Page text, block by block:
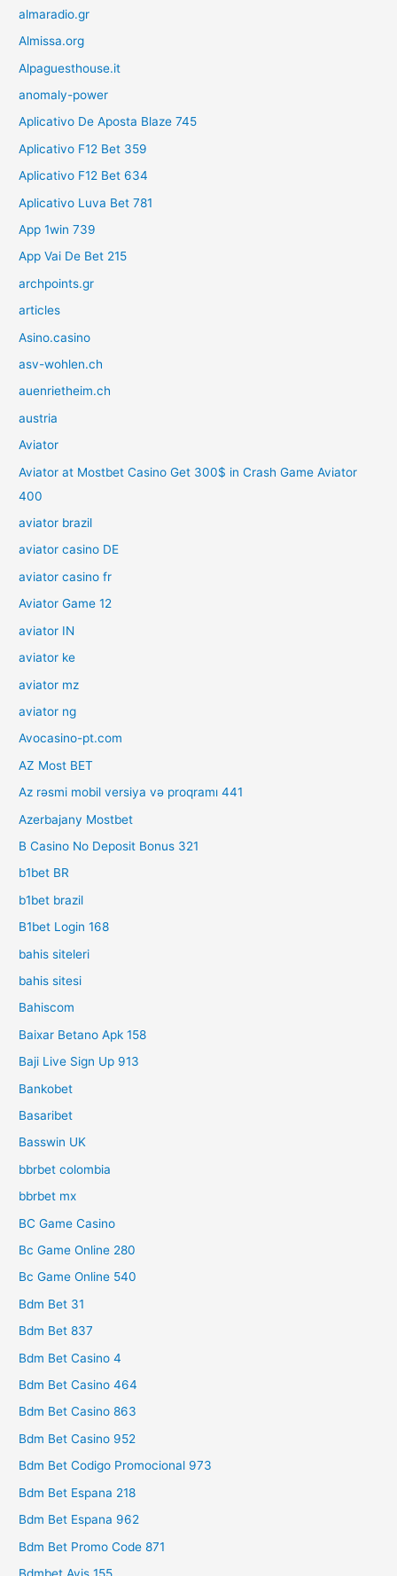
almaradio.gr
Almissa.org
Alpaguesthouse.it
anomaly-power
Aplicativo De Aposta Blaze 745
Aplicativo F12 Bet 359
Aplicativo F12 Bet 634
Aplicativo Luva Bet 781
App 1win 739
App Vai De Bet 215
archpoints.gr
articles
Asino.casino
asv-wohlen.ch
auenrietheim.ch
austria
Aviator
Aviator at Mostbet Casino Get 300$ in Crash Game Aviator
400
aviator brazil
aviator casino DE
aviator casino fr
Aviator Game 12
aviator IN
aviator ke
aviator mz
aviator ng
Avocasino-pt.com
AZ Most BET
Az rəsmi mobil versiya və proqramı 441
Azerbajany Mostbet
B Casino No Deposit Bonus 321
b1bet BR
b1bet brazil
B1bet Login 168
bahis siteleri
bahis sitesi
Bahiscom
Baixar Betano Apk 158
Baji Live Sign Up 913
Bankobet
Basaribet
Basswin UK
bbrbet colombia
bbrbet mx
BC Game Casino
Bc Game Online 280
Bc Game Online 540
Bdm Bet 31
Bdm Bet 837
Bdm Bet Casino 4
Bdm Bet Casino 464
Bdm Bet Casino 863
Bdm Bet Casino 952
Bdm Bet Codigo Promocional 973
Bdm Bet Espana 218
Bdm Bet Espana 962
Bdm Bet Promo Code 871